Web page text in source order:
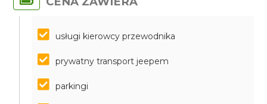
usługi kierowcy przewodnika
prywatny transport jeepem
parkingi